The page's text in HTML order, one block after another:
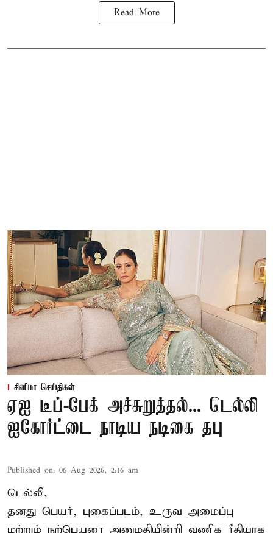
Read More
சினிமா செய்திகள்
ஏஐ டீப்-பேக் அச்சுறுத்தல்... டெல்லி
ஐகோர்ட்டை நாடிய நடிகை தபு
Published on: 06 Aug 2026, 2:16 am
டெல்லி,
தனது பெயர், புகைப்படம், உருவ அமைப்பு
மற்றும் நற்பெயரை அனுமதியின்றி வணிக ரீதியாக